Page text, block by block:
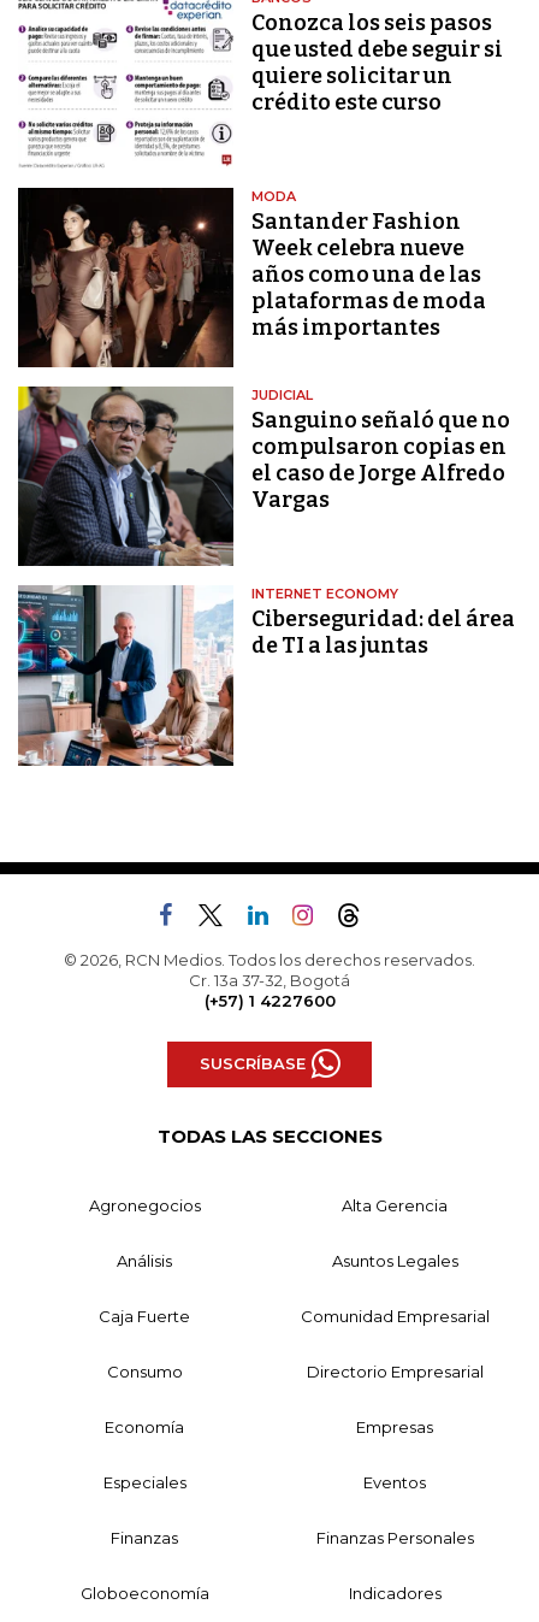
Conozca los seis pasos
que usted debe seguir si
quiere solicitar un
crédito este curso
MODA
Santander Fashion
Week celebra nueve
años como una de las
plataformas de moda
más importantes
JUDICIAL
Sanguino señaló que no
compulsaron copias en
el caso de Jorge Alfredo
Vargas
INTERNET ECONOMY
Ciberseguridad: del área
de TI a las juntas
© 2026, RCN Medios. Todos los derechos reservados.
Cr. 13a 37-32, Bogotá
(+57) 1 4227600
SUSCRÍBASE
TODAS LAS SECCIONES
Agronegocios Alta Gerencia
Análisis Asuntos Legales
Caja Fuerte Comunidad Empresarial
Consumo Directorio Empresarial
Economía Empresas
Especiales Eventos
Finanzas Finanzas Personales
Globoeconomía Indicadores